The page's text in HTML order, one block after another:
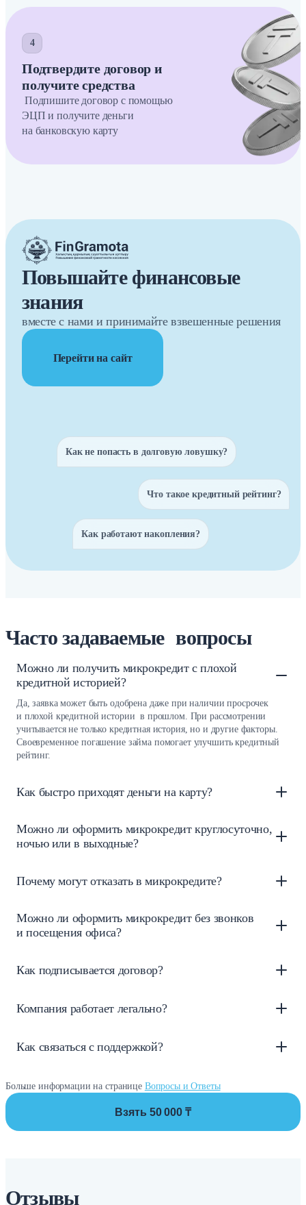
4
Подтвердите договор и
получите средства
Подпишите договор с помощью
ЭЦП и получите деньги
на банковскую карту
Повышайте финансовые
знания
вместе с нами и принимайте взвешенные решения
Перейти на сайт
Как не попасть в долговую ловушку?
Что такое кредитный рейтинг?
Как работают накопления?
Часто задаваемые вопросы
Можно ли получить микрокредит с плохой
кредитной историей?
Да, заявка может быть одобрена даже при наличии просрочек
и плохой кредитной истории в прошлом. При рассмотрении
учитывается не только кредитная история, но и другие факторы.
Своевременное погашение займа помогает улучшить кредитный
рейтинг.
Как быстро приходят деньги на карту?
Можно ли оформить микрокредит круглосуточно,
ночью или в выходные?
Почему могут отказать в микрокредите?
Можно ли оформить микрокредит без звонков
и посещения офиса?
Как подписывается договор?
Компания работает легально?
Как связаться с поддержкой?
Больше информации на странице Вопросы и Ответы
Взять 50 000 ₸
Отзывы